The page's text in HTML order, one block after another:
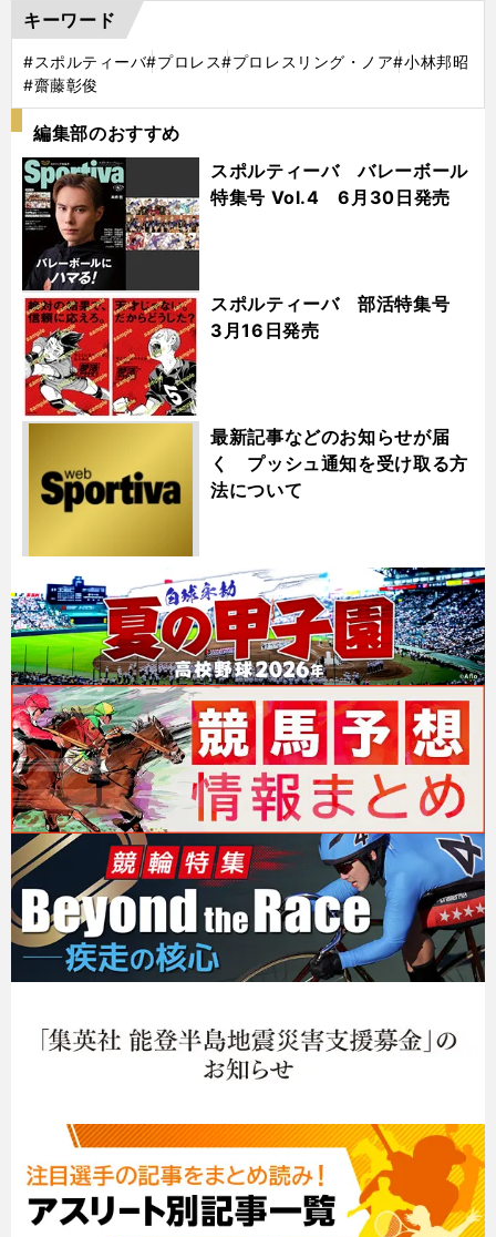
キーワード
#スポルティーバ#プロレス#プロレスリング・ノア#小林邦昭
#齋藤彰俊
編集部のおすすめ
スポルティーバ バレーボール
特集号 Vol.4 6月30日発売
スポルティーバ 部活特集号
3月16日発売
最新記事などのお知らせが届
く プッシュ通知を受け取る方
法について